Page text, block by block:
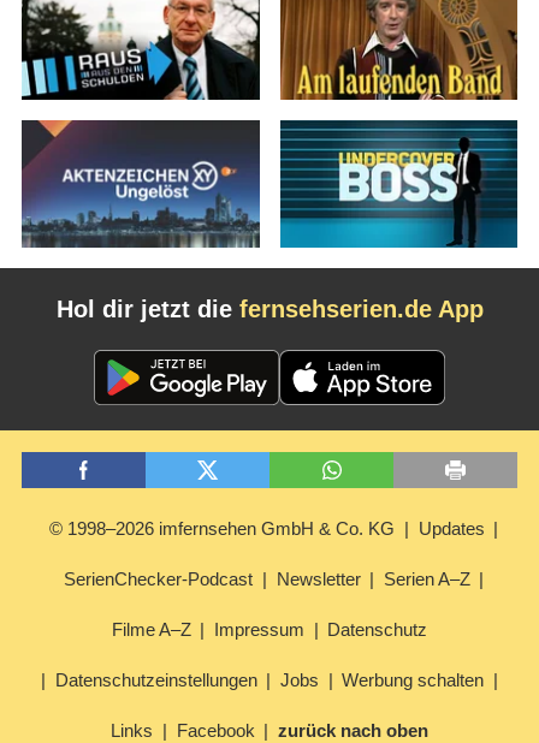
Hol dir jetzt die fernsehserien.de App
© 1998–2026 imfernsehen GmbH & Co. KG Updates
SerienChecker-Podcast Newsletter Serien A–Z
Filme A–Z Impressum Datenschutz
Datenschutzeinstellungen Jobs Werbung schalten
Links Facebook zurück nach oben